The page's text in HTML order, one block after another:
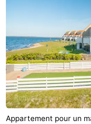
Appartement pour un